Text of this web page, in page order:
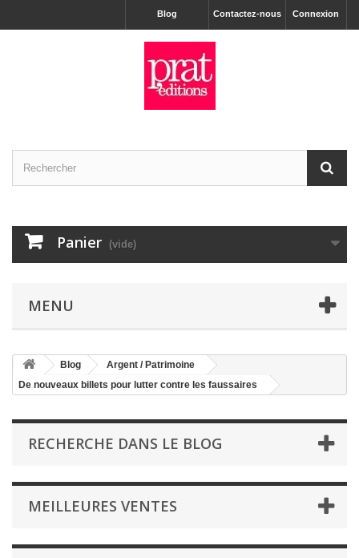
Connexion
Contactez-nous
Blog
Panier (vide)
MENU
Blog
Argent / Patrimoine
De nouveaux billets pour lutter contre les faussaires
RECHERCHE DANS LE BLOG
MEILLEURES VENTES